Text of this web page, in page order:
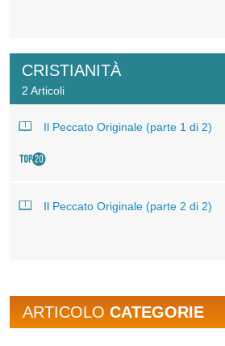
CRISTIANITÀ
2 Articoli
Il Peccato Originale (parte 1 di 2)
Il Peccato Originale (parte 2 di 2)
ARTICOLO CATEGORIE